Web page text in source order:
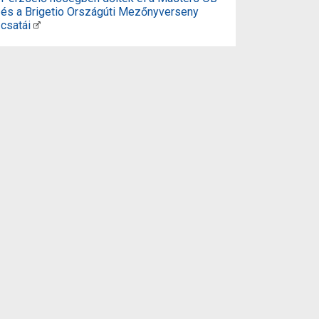
és a Brigetio Országúti Mezőnyverseny
csatái